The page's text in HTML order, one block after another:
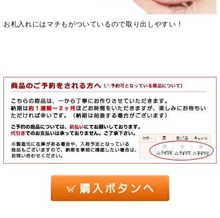
お札入れにはマチもがついているので取り出しやすい！